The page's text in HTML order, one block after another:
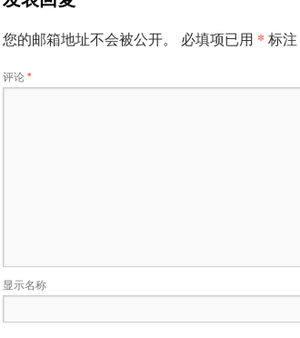
您的邮箱地址不会被公开。 必填项已用 * 标注
评论*
显示名称